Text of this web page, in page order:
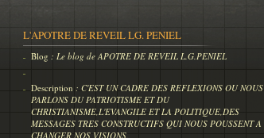
L'APOTRE DE REVEIL LG. PENIEL
Blog : Le blog de APOTRE DE REVEIL L.G.PENIEL
Description : C'EST UN CADRE DES REFLEXIONS OU NOUS
PARLONS DU PATRIOTISME ET DU
CHRISTIANISME,L'EVANGILE ET LA POLITIQUE,DES
MESSAGES TRES CONSTRUCTIFS QUI NOUS POUSSENT A
CHANGER NOS VISIONS.